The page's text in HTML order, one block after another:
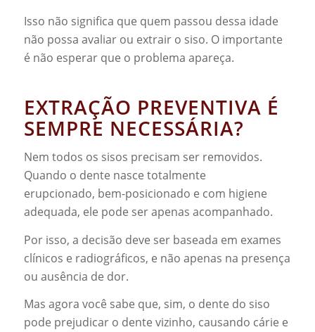
Isso não significa que quem passou dessa idade
não possa avaliar ou extrair o siso. O importante
é não esperar que o problema apareça.
EXTRAÇÃO PREVENTIVA É
SEMPRE NECESSÁRIA?
Nem todos os sisos precisam ser removidos.
Quando o dente nasce totalmente
erupcionado, bem-posicionado e com higiene
adequada, ele pode ser apenas acompanhado.
Por isso, a decisão deve ser baseada em exames
clínicos e radiográficos, e não apenas na presença
ou ausência de dor.
Mas agora você sabe que, sim, o dente do siso
pode prejudicar o dente vizinho, causando cárie e